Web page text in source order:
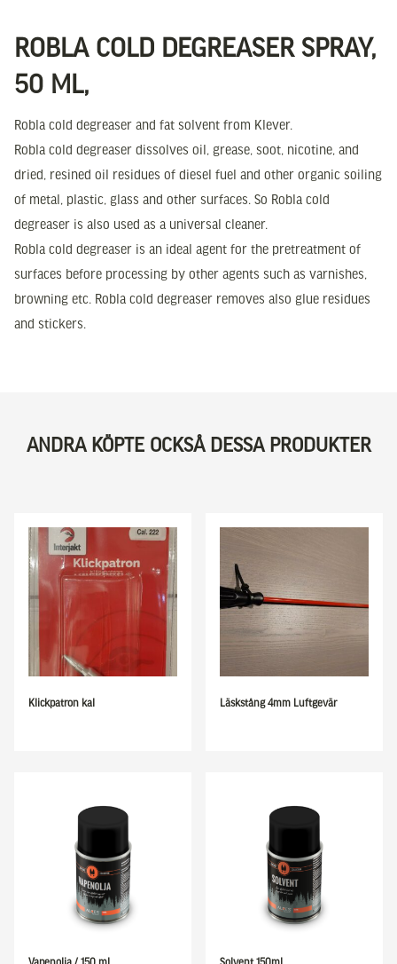
ROBLA COLD DEGREASER SPRAY,
50 ML,
Robla cold degreaser and fat solvent from Klever.
Robla cold degreaser dissolves oil, grease, soot, nicotine, and
dried, resined oil residues of diesel fuel and other organic soiling
of metal, plastic, glass and other surfaces. So Robla cold
degreaser is also used as a universal cleaner.
Robla cold degreaser is an ideal agent for the pretreatment of
surfaces before processing by other agents such as varnishes,
browning etc. Robla cold degreaser removes also glue residues
and stickers.
ANDRA KÖPTE OCKSÅ DESSA PRODUKTER
Klickpatron kal Läskstång 4mm Luftgevär